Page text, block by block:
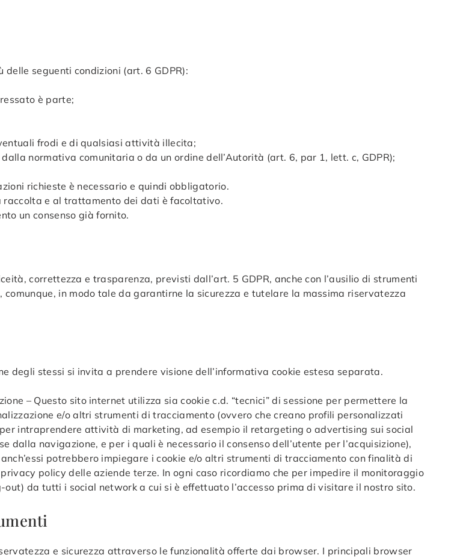
seguenti condizioni (art. 6 GDPR):
è parte;
frodi e di qualsiasi attività illecita;
normativa comunitaria o da un ordine dell’Autorità (art. 6, par 1, lett. c, GDPR);
richieste è necessario e quindi obbligatorio.
raccolta e al trattamento dei dati è facoltativo.
un consenso già fornito.
correttezza e trasparenza, previsti dall’art. 5 GDPR, anche con l’ausilio di strumenti
in modo tale da garantirne la sicurezza e tutelare la massima riservatezza
degli stessi si invita a prendere visione dell’informativa cookie estesa separata.
– Questo sito internet utilizza sia cookie c.d. “tecnici” di sessione per permettere la
e/o altri strumenti di tracciamento (ovvero che creano profili personalizzati
intraprendere attività di marketing, ad esempio il retargeting o advertising sui social
navigazione, e per i quali è necessario il consenso dell’utente per l’acquisizione),
potrebbero impiegare i cookie e/o altri strumenti di tracciamento con finalità di
policy delle aziende terze. In ogni caso ricordiamo che per impedire il monitoraggio
da tutti i social network a cui si è effettuato l’accesso prima di visitare il nostro sito.
e sicurezza attraverso le funzionalità offerte dai browser. I principali browser